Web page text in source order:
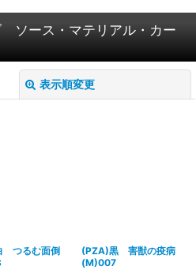
ソース・マテリアル・カー
表示順変更
つるむ面倒
(PZA)黒 害獣の疫病
(M)007